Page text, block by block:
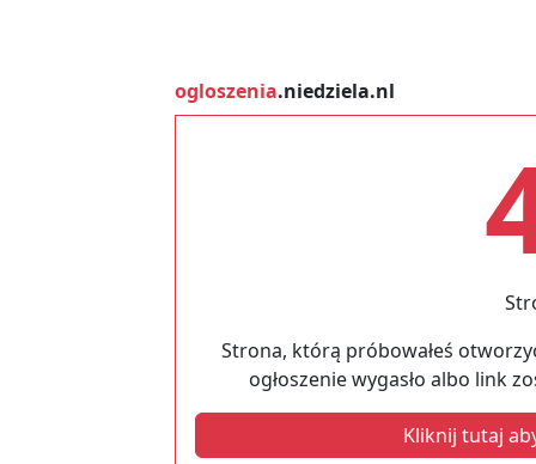
ogloszenia.niedziela.nl
Strona, którą próbowałeś
ogłoszenie wygasło albo link
Kliknij tutaj